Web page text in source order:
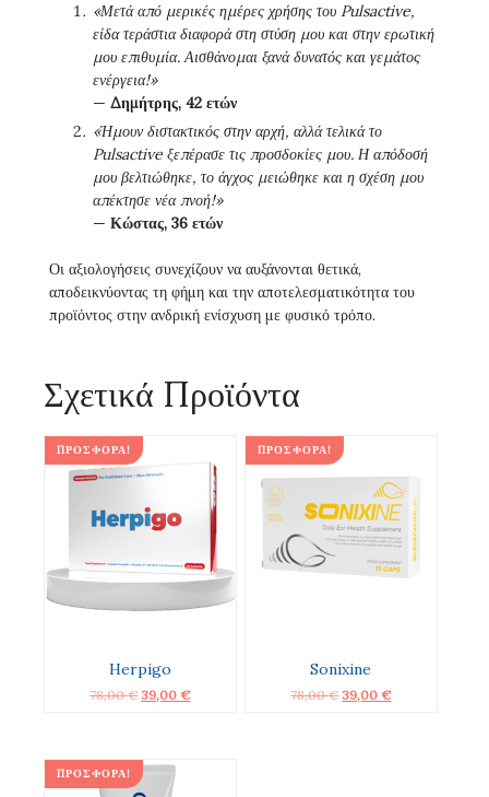
«Μετά από μερικές ημέρες χρήσης του Pulsactive,
είδα τεράστια διαφορά στη στύση μου και στην ερωτική
μου επιθυμία. Αισθάνομαι ξανά δυνατός και γεμάτος
ενέργεια!»
— Δημήτρης, 42 ετών
«Ήμουν διστακτικός στην αρχή, αλλά τελικά το
Pulsactive ξεπέρασε τις προσδοκίες μου. Η απόδοσή
μου βελτιώθηκε, το άγχος μειώθηκε και η σχέση μου
απέκτησε νέα πνοή!»
— Κώστας, 36 ετών
Οι αξιολογήσεις συνεχίζουν να αυξάνονται θετικά,
αποδεικνύοντας τη φήμη και την αποτελεσματικότητα του
προϊόντος στην ανδρική ενίσχυση με φυσικό τρόπο.
Σχετικά Προϊόντα
ΠΡΟΣΦΟΡΆ!
Herpigo
78,00€ Original
39,00 €Η
ΠΡΟΣΦΟΡΆ!
Sonixine
78,00€ Original
39,00 €Η
ΠΡΟΣΦΟΡΆ!